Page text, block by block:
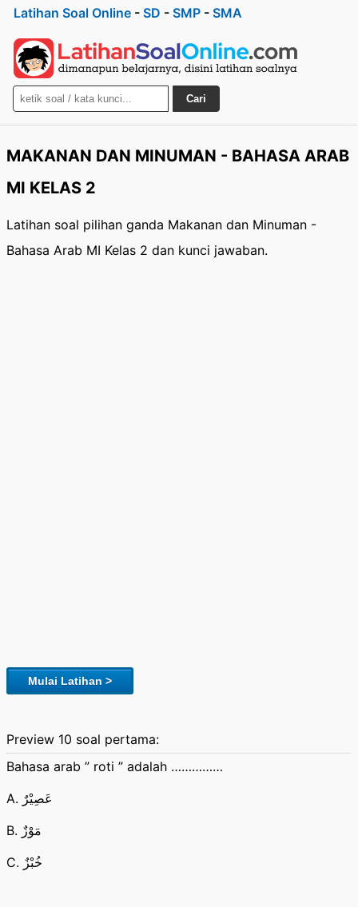
Latihan Soal Online - SD - SMP - SMA
Cari
MAKANAN DAN MINUMAN - BAHASA ARAB
MI KELAS 2
Latihan soal pilihan ganda Makanan dan Minuman -
Bahasa Arab MI Kelas 2 dan kunci jawaban.
Mulai Latihan >
Preview 10 soal pertama:
Bahasa arab ” roti ” adalah ……………
A. عَصِيْرٌ
B. مَوْزٌ
C. خُبْزٌ